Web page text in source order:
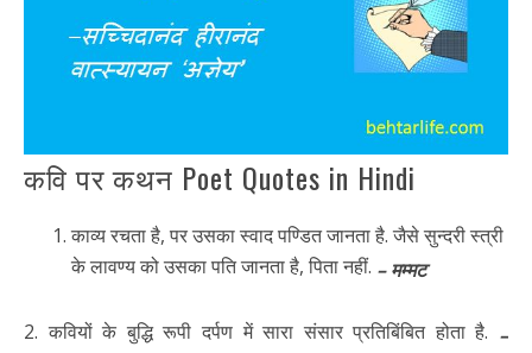
कवि पर कथन Poet Quotes in Hindi
काव्य रचता है, पर उसका स्वाद पण्डित जानता है. जैसे सुन्दरी स्त्री
के लावण्य को उसका पति जानता है, पिता नहीं. – मम्मट
2. कवियों के बुद्धि रूपी दर्पण में सारा संसार प्रतिबिंबित होता है. –